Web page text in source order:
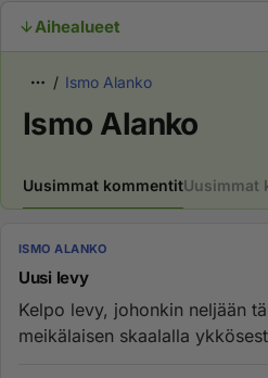
Aihealueet
Ismo Alanko
Ismo Alanko
Uusimmat kommentitUusimmat
ISMO ALANKO
Uusi levy
Kelpo levy, johonkin neljään
meikälaisen skaalalla